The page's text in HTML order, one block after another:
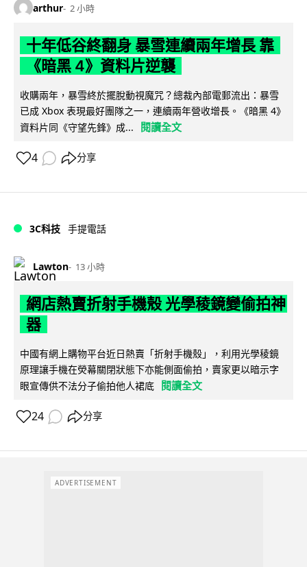
arthur 2 小時
十年低谷終翻身 暴雪連續兩年增長 靠
《暗黑 4》資料片逆襲
收購兩年，暴雪終於擺脫動視魔咒？總裁內部電郵流出：暴雪
已成 Xbox 表現最好團隊之一，連續兩年營收增長。《暗黑 4》
資料片同《守望先鋒》成...
閱讀全文
4 分享
3C科技 手提電話
Lawton 13 小時
網店熱賣折射手機殼 光學稜鏡變偷拍神
器
中國有網上購物平台近日熱賣「折射手機殼」，利用光學稜鏡
原理讓手機在熒幕關閉狀態下亦能側面偷拍，賣家更以暗示字
眼宣傳供不法分子偷拍他人裙底
閱讀全文
24 分享
ADVERTISEMENT